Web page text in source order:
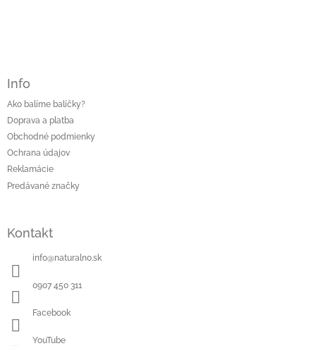
Info
Ako balíme balíčky?
Doprava a platba
Obchodné podmienky
Ochrana údajov
Reklamácie
Predávané značky
Kontakt
info@naturalno.sk
0907 450 311
Facebook
YouTube